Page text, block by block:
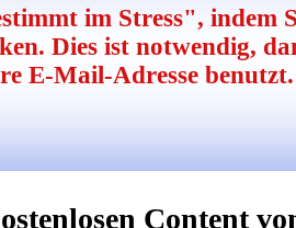
im Stress",
Dies ist notwendig,
E-Mail-Adresse benutzt.
Content